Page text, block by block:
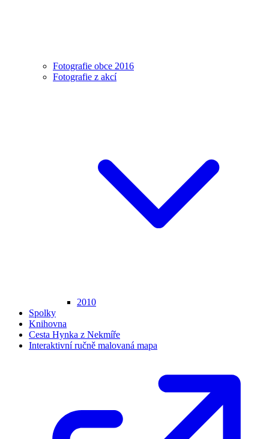
Fotografie obce 2016
Fotografie z akcí
2010
Spolky
Knihovna
Cesta Hynka z Nekmíře
Interaktivní ručně malovaná mapa